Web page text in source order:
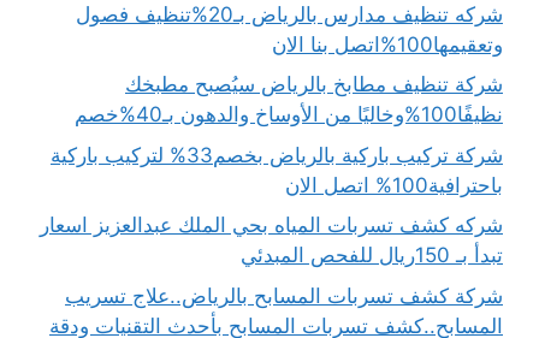
شركه تنظيف مدارس بالرياض بـ20%تنظيف فصول
وتعقيمها100%اتصل بنا الان
شركة تنظيف مطابخ بالرياض سيُصبح مطبخك
نظيفًا100%وخاليًا من الأوساخ والدهون بـ40%خصم
شركة تركيب باركية بالرياض بخصم33% لتركيب باركية
باحترافية100% اتصل الان
شركه كشف تسربات المياه بحي الملك عبدالعزيز اسعار
تبدأ بـ 150ريال للفحص المبدئي
شركة كشف تسربات المسابح بالرياض..علاج تسريب
المسابح..كشف تسربات المسابح بأحدث التقنيات ودقة